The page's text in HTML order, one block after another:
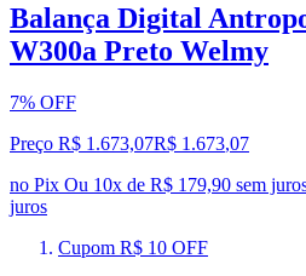
Balança Digital
W300a Preto Welmy
7% OFF
Preço R$ 1.673,07R$ 1.673,07
no Pix Ou 10x de R$ 179,90 sem
juros
Cupom R$ 10 OFF